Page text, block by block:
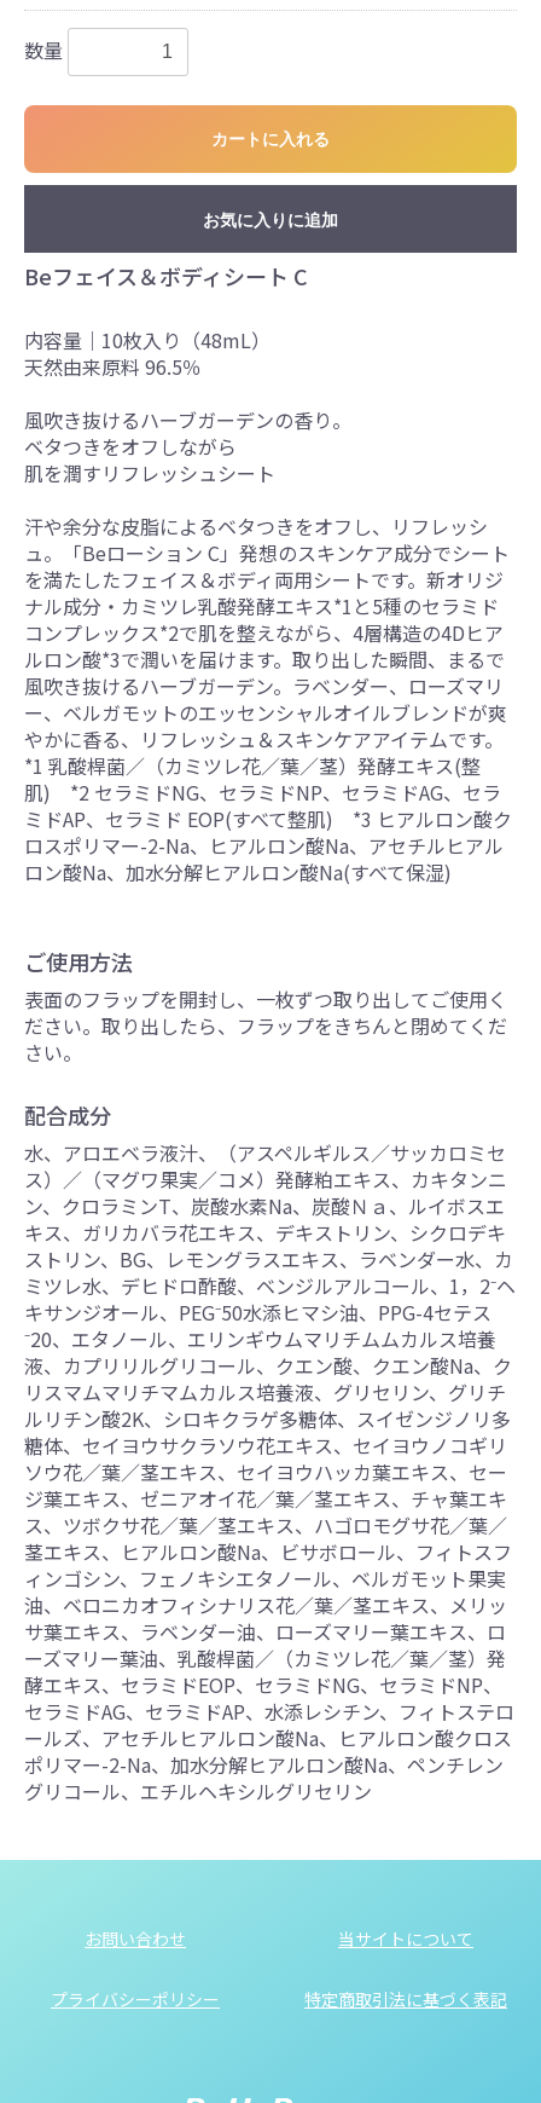
数量
カートに入れる
お気に入りに追加
Beフェイス＆ボディシート C
内容量｜10枚入り（48mL）
天然由来原料 96.5％
風吹き抜ける​ハーブガーデンの​香り。
ベタつきを​オフしながら
肌を​潤すリフレッシュシート
汗や余分な皮脂によるベタつきをオフし、リフレッシ
ュ。「Beローション C」発想のスキンケア成分でシート
を満たしたフェイス＆ボディ両用シートです。新オリジ
ナル成分・カミツレ乳酸発酵エキス*1と5種のセラミド
コンプレックス*2で肌を整えながら、4層構造の4Dヒア
ルロン酸*3で潤いを届けます。取り出した瞬間、まるで
風吹き抜けるハーブガーデン。ラベンダー、ローズマリ
ー、ベルガモットのエッセンシャルオイルブレンドが爽
やかに香る、リフレッシュ＆スキンケアアイテムです。
*1 乳酸桿菌／（カミツレ花／葉／茎）発酵エキス(整
肌) *2 セラミドNG、セラミドNP、セラミドAG、セラ
ミドAP、セラミド EOP(すべて整肌) *3 ヒアルロン酸ク
ロスポリマー-2-Na、ヒアルロン酸Na、アセチルヒアル
ロン酸Na、加水分解ヒアルロン酸Na(すべて保湿)
ご使用方法
表面のフラップを開封し、一枚ずつ取り出してご使用く
ださい。取り出したら、フラップをきちんと閉めてくだ
さい。
配合成分
水、アロエベラ液汁、（アスペルギルス／サッカロミセ
ス）／（マグワ果実／コメ）発酵粕エキス、カキタンニ
ン、クロラミンT、炭酸水素Na、炭酸Ｎａ、ルイボスエ
キス、ガリカバラ花エキス、デキストリン、シクロデキ
ストリン、BG、レモングラスエキス、ラベンダー水、カ
ミツレ水、デヒドロ酢酸、ベンジルアルコール、1，2⁻ヘ
キサンジオール、PEG⁻50水添ヒマシ油、PPG-4セテス
⁻20、エタノール、エリンギウムマリチムムカルス培養
液、カプリリルグリコール、クエン酸、クエン酸Na、ク
リスマムマリチマムカルス培養液、グリセリン、グリチ
ルリチン酸2K、シロキクラゲ多糖体、スイゼンジノリ多
糖体、セイヨウサクラソウ花エキス、セイヨウノコギリ
ソウ花／葉／茎エキス、セイヨウハッカ葉エキス、セー
ジ葉エキス、ゼニアオイ花／葉／茎エキス、チャ葉エキ
ス、ツボクサ花／葉／茎エキス、ハゴロモグサ花／葉／
茎エキス、ヒアルロン酸Na、ビサボロール、フィトスフ
ィンゴシン、フェノキシエタノール、ベルガモット果実
油、ベロニカオフィシナリス花／葉／茎エキス、メリッ
サ葉エキス、ラベンダー油、ローズマリー葉エキス、ロ
ーズマリー葉油、乳酸桿菌／（カミツレ花／葉／茎）発
酵エキス、セラミドEOP、セラミドNG、セラミドNP、
セラミドAG、セラミドAP、水添レシチン、フィトステロ
ールズ、アセチルヒアルロン酸Na、ヒアルロン酸クロス
ポリマー-2-Na、加水分解ヒアルロン酸Na、ペンチレン
グリコール、エチルヘキシルグリセリン
お問い合わせ 当サイトについて
プライバシーポリシー 特定商取引法に基づく表記